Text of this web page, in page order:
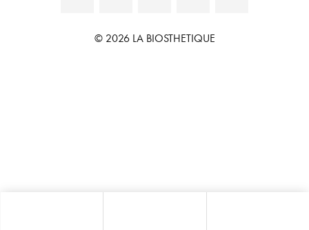
© 2026 LA BIOSTHETIQUE